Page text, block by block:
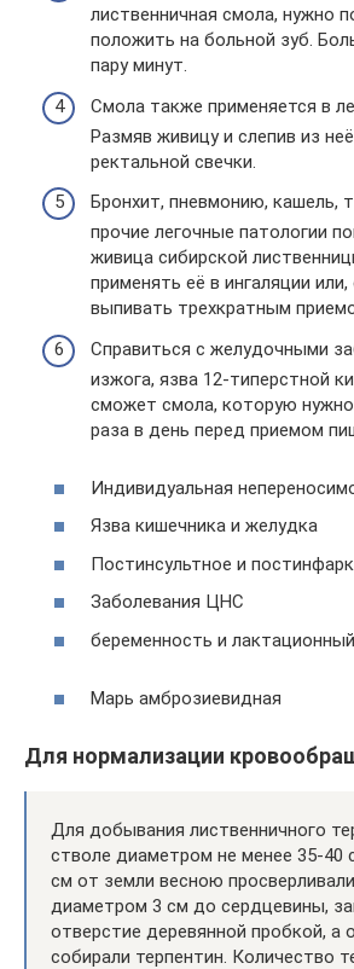
лиственничная смола, нужно
положить на больной зуб.
пару минут.
Смола также применяется в
Размяв живицу и слепив из
ректальной свечки.
Бронхит, пневмонию, кашель,
прочие легочные патологии
живица сибирской
применять её в ингаляции
выпивать трехкратным
Справиться с желудочными
изжога, язва 12-типерстной
сможет смола, которую
раза в день перед приемом
Индивидуальная
Язва кишечника и желудка
Постинсультное и
Заболевания ЦНС
беременность и
Марь амброзиевидная
Для нормализации
Для добывания лиственничного
стволе диаметром не менее 35-40
см от земли весною
диаметром 3 см до сердцевины,
отверстие деревянной пробкой, а
собирали терпентин. Количество